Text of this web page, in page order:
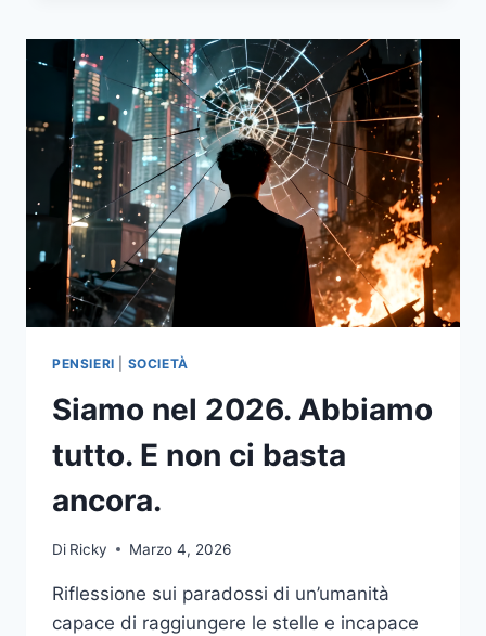
È
IL
MIO
DIO?
PENSIERI SOCIETÀ
Siamo nel 2026. Abbiamo
tutto. E non ci basta
ancora.
Di Ricky Marzo 4, 2026
Riflessione sui paradossi di un’umanità
capace di raggiungere le stelle e incapace